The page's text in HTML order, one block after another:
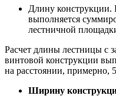
Длину конструкции.
выполняется
лестничной
Расчет длины лестницы с
винтовой конструкции
на расстоянии, примерно,
Ширину